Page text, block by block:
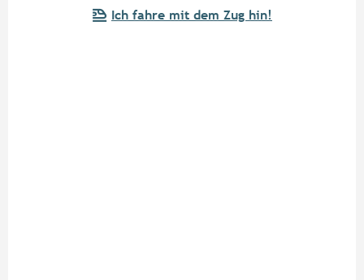
Ich fahre mit dem Zug hin!